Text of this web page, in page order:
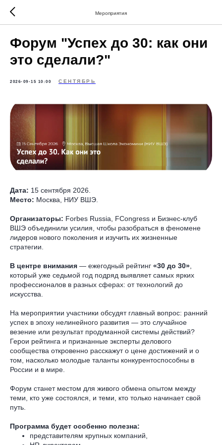
Мероприятия
Форум "Успех до 30: как они
это сделали?"
2026-09-15 10:00 СЕНТЯБРЬ
Дата: 15 сентября 2026.
Место: Москва, НИУ ВШЭ.
Организаторы: Forbes Russia, FCongress и Бизнес-клуб
ВШЭ объединили усилия, чтобы разобраться в феномене
лидеров нового поколения и изучить их жизненные
стратегии.
В центре внимания — ежегодный рейтинг «30 до 30»
который уже седьмой год подряд выявляет самых ярких
профессионалов в разных сферах: от технологий до
искусства.
На мероприятии участники обсудят главный вопрос: ранний
успех в эпоху нелинейного развития — это случайное
везение или результат продуманной системы действий?
Герои рейтинга и признанные эксперты делового
сообщества откровенно расскажут о цене достижений и о
том, насколько молодые таланты конкурентоспособны в
России и в мире.
Форум станет местом для живого обмена опытом между
теми, кто уже состоялся, и теми, кто только начинает свой
путь.
Программа будет особенно полезна:
представителям крупных компаний,